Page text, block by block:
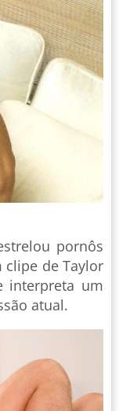
pornôs
clipe de Taylor
interpreta um
atual.